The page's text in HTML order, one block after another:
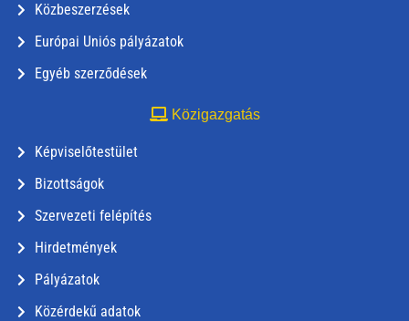
Közbeszerzések
Európai Uniós pályázatok
Egyéb szerződések
Közigazgatás
Képviselőtestület
Bizottságok
Szervezeti felépítés
Hirdetmények
Pályázatok
Közérdekű adatok